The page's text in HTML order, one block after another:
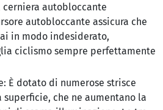
autobloccante
autobloccante assicura che
in modo indesiderato,
ciclismo sempre perfettamente
È dotato di numerose strisce
che ne aumentano la